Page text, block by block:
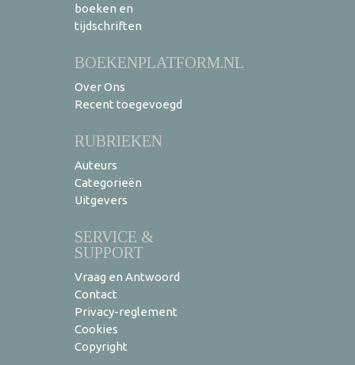
boeken en
tijdschriften
BOEKENPLATFORM.NL
Over Ons
Recent toegevoegd
RUBRIEKEN
Auteurs
Categorieën
Uitgevers
SERVICE &
SUPPORT
Vraag en Antwoord
Contact
Privacy-reglement
Cookies
Copyright